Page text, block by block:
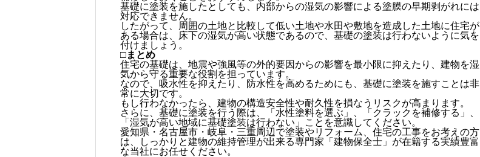
基礎に塗装を施したとしても、内部からの湿気の影響による塗膜の早期剥がれには
対応できません。
したがって、周囲の土地と比較して低い土地や水田や敷地を造成した土地に住宅が
ある場合は、床下の湿気が高い状態であるので、基礎の塗装は行わないように気を
付けましょう。
□まとめ
住宅の基礎は、地震や強風等の外的要因からの影響を最小限に抑えたり、建物を湿
気から守る重要な役割を担っています。
なので、吸水性を抑えたり、防水性を高めるためにも、基礎に塗装を施すことは非
常に大切です。
もし行わなかったら、建物の構造安全性や耐久性を損なうリスクが高まります。
さらに、基礎に塗装を行う際は、「水性塗料を選ぶ」、「クラックを補修する」、
「湿気が高い地域に基礎塗装は行わない」ことを意識してください。
愛知県・名古屋市・岐阜・三重周辺で塗装やリフォーム、住宅の工事をお考えの方
は、しっかりと建物の維持管理が出来る専門家「建物保全士」が在籍する実績豊富
な当社にお任せください。